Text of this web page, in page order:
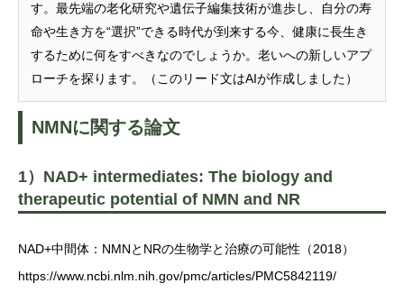
す。最先端の老化研究や遺伝子編集技術が進歩し、自分の寿
命や生き方を“選択”できる時代が到来する今、健康に長生き
するために何をすべきなのでしょうか。老いへの新しいアプ
ローチを探ります。（このリード文はAIが作成しました）
NMNに関する論文
1）NAD+ intermediates: The biology and
therapeutic potential of NMN and NR
NAD+中間体：NMNとNRの生物学と治療の可能性（2018）
https://www.ncbi.nlm.nih.gov/pmc/articles/PMC5842119/